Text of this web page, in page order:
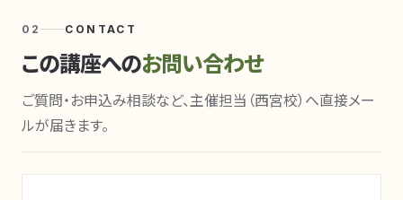
02 CONTACT
この講座へのお問い合わせ
ご質問・お申込み相談など、主催担当（西宮校）へ直接メー
ルが届きます。